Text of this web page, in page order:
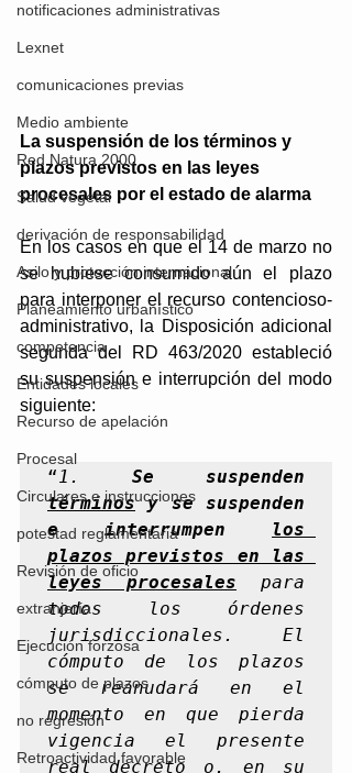
notificaciones administrativas
Lexnet
comunicaciones previas
Medio ambiente
Red Natura 2000
Salud vegetal
derivación de responsabilidad
Asilo y protección internacional
Planeamiento urbanístico
competencia
Entidades locales
Recurso de apelación
Procesal
Circulares e instrucciones
potestad reglamentaria
Revisión de oficio
extranjería
Ejecución forzosa
cómputo de plazos
no regresión
Retroactividad favorable
La suspensión de los términos y
plazos previstos en las leyes
procesales por el estado de alarma
En los casos en que el 14 de marzo no
se hubiese consumido aún el plazo
para interponer el recurso contencioso-
administrativo, la Disposición adicional
segunda del RD 463/2020 estableció
su suspensión e interrupción del modo
siguiente:
“1.
términos y se suspenden
e interrumpen
los
plazos previstos en las
leyes procesales para
todos los órdenes
jurisdiccionales. El
cómputo de los plazos
se reanudará en el
momento en que pierda
vigencia el presente
real decreto o, en su